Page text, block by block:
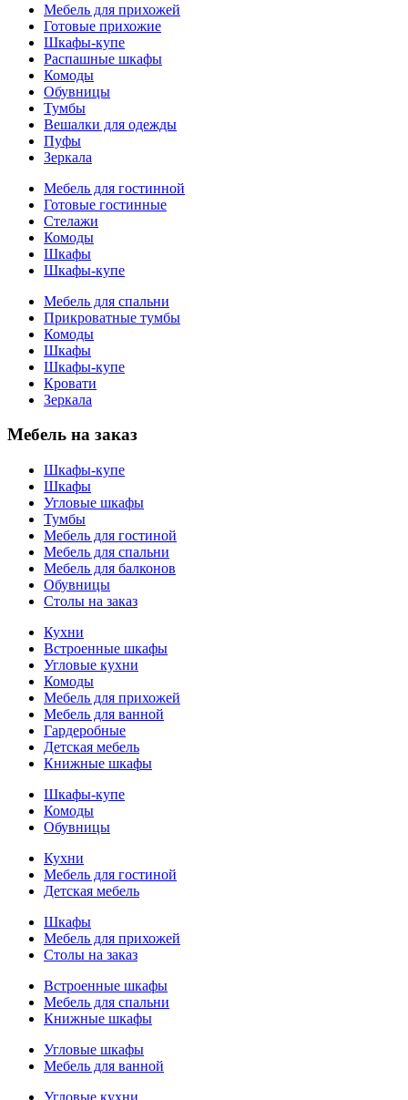
Мебель для прихожей
Готовые прихожие
Шкафы-купе
Распашные шкафы
Комоды
Обувницы
Тумбы
Вешалки для одежды
Пуфы
Зеркала
Мебель для гостинной
Готовые гостинные
Стелажи
Комоды
Шкафы
Шкафы-купе
Мебель для спальни
Прикроватные тумбы
Комоды
Шкафы
Шкафы-купе
Кровати
Зеркала
Мебель на заказ
Шкафы-купе
Шкафы
Угловые шкафы
Тумбы
Мебель для гостиной
Мебель для спальни
Мебель для балконов
Обувницы
Столы на заказ
Кухни
Встроенные шкафы
Угловые кухни
Комоды
Мебель для прихожей
Мебель для ванной
Гардеробные
Детская мебель
Книжные шкафы
Шкафы-купе
Комоды
Обувницы
Кухни
Мебель для гостиной
Детская мебель
Шкафы
Мебель для прихожей
Столы на заказ
Встроенные шкафы
Мебель для спальни
Книжные шкафы
Угловые шкафы
Мебель для ванной